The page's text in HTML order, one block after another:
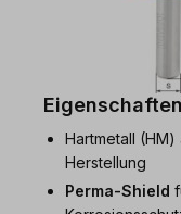
Hartmetall
Herstellung
Perma-Shield